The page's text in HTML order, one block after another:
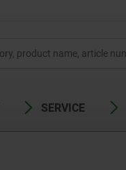
SERVICE